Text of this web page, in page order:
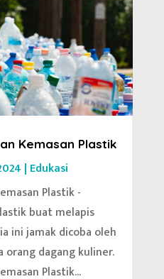
Kemasan Plastik
| Edukasi
Plastik -
buat melapis
ini jamak dicoba oleh
orang dagang kuliner.
Plastik...